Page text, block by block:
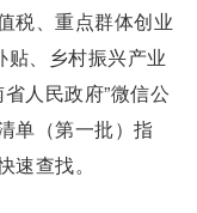
税、重点群体创业
、乡村振兴产业
人民政府”微信公
单（第一批）指
查找。